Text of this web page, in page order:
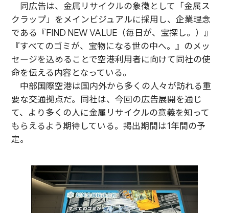
同広告は、金属リサイクルの象徴として「金属ス
クラップ」をメインビジュアルに採用し、企業理念
である『FIND NEW VALUE（毎日が、宝探し。）』
『すべてのゴミが、宝物になる世の中へ。』のメッ
セージを込めることで空港利用者に向けて同社の使
命を伝える内容となっている。
中部国際空港は国内外から多くの人々が訪れる重
要な交通拠点だ。同社は、今回の広告展開を通じ
て、より多くの人に金属リサイクルの意義を知って
もらえるよう期待している。掲出期間は1年間の予
定。